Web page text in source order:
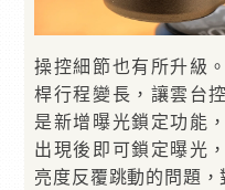
操控細節也有所升級
桿行程變長，讓雲台
是新增曝光鎖定功能
出現後即可鎖定曝光
亮度反覆跳動的問題